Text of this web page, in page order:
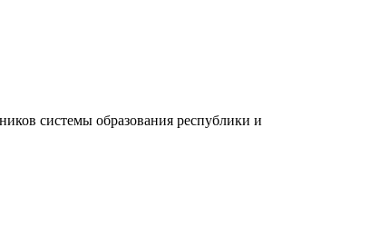
системы образования республики и